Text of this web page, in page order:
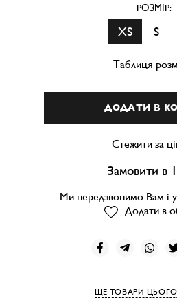
РОЗМІР:
XS S
Таблиця
ДОДАТИ В
Стежити за
Замовити в 1
Ми передзвонимо Вам і
Додати в
ЩЕ ТОВАРИ ЦЬОГО